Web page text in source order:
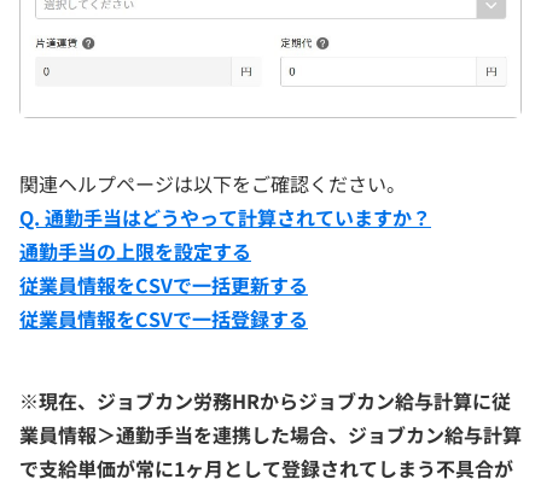
関連ヘルプページは以下をご確認ください。
Q. 通勤手当はどうやって計算されていますか？
通勤手当の上限を設定する
従業員情報をCSVで一括更新する
従業員情報をCSVで一括登録する
※現在、ジョブカン労務HRからジョブカン給与計算に従
業員情報＞通勤手当を連携した場合、ジョブカン給与計算
で支給単価が常に1ヶ月として登録されてしまう不具合が